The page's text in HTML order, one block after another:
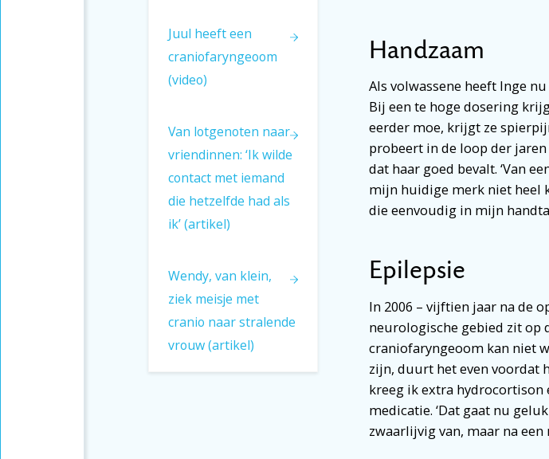
Handzaam
Als volwassene heeft Inge
Bij een te hoge dosering
eerder moe, krijgt ze
probeert in de loop der
dat haar goed bevalt. ‘Van
mijn huidige merk niet heel
die eenvoudig in mijn
Epilepsie
In 2006 – vijftien jaar na de
neurologische gebied zit op
craniofaryngeoom kan niet
zijn, duurt het even voordat
kreeg ik extra hydrocortison
medicatie. ‘Dat gaat nu
zwaarlijvig van, maar na
Juul heeft een
craniofaryngeoom
(video)
Van lotgenoten naar
vriendinnen: ‘Ik wilde
contact met iemand
die hetzelfde had als
ik’ (artikel)
Wendy, van klein,
ziek meisje met
cranio naar stralende
vrouw (artikel)